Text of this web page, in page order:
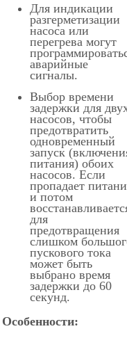
Для индикации
разгерметизации
насоса или
перегрева могут
аварийные
сигналы.
Выбор времени
задержки для
насосов, чтобы
предотвратить
одновременный
запуск
питания) обоих
насосов. Если
пропадает
и потом
для
предотвращения
слишком
пускового тока
может быть
выбрано время
задержки до 60
секунд.
Особенности: